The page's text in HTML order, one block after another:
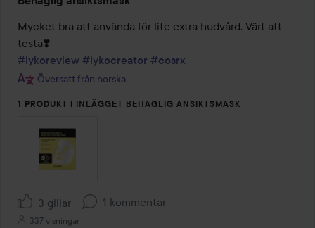
5
av
5
Mycket bra att använda för lite extra hudvård. Värt att
#lykoreview #lykocreator #cosrx
Översatt från norska
1 PRODUKT I INLÄGGET BEHAGLIG ANSIKTSMASK
3 gillar 1 kommentar
337 visningar